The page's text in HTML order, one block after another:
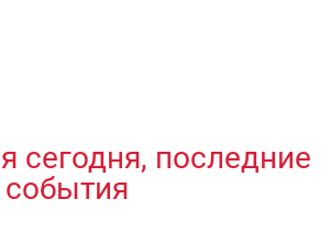
сегодня, последние